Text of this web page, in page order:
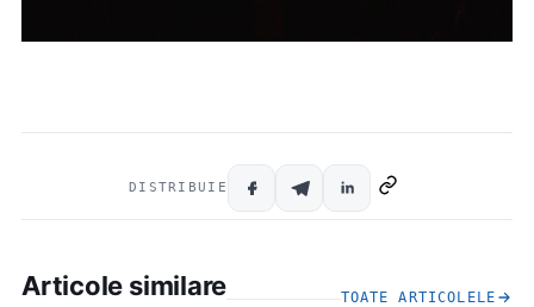
DISTRIBUIE
Articole similare TOATE ARTICOLELE